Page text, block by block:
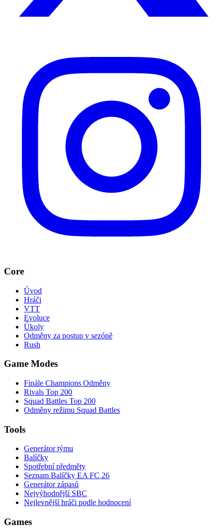
Core
Úvod
Hráči
VTT
Evoluce
Úkoly
Odměny za postup v sezóně
Rush
Game Modes
Finále Champions Odměny
Rivals Top 200
Squad Battles Top 200
Odměny režimu Squad Battles
Tools
Generátor týmu
Balíčky
Spotřební předměty
Seznam Balíčky EA FC 26
Generátor zápasů
Nejvýhodnější SBC
Nejlevnější hráči podle hodnocení
Games